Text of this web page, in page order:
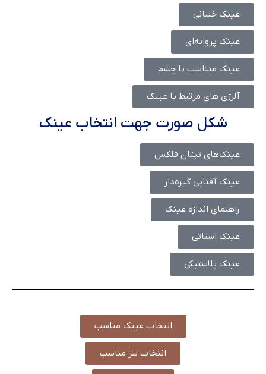
عینک خلبانی
عینک پروانه‌ای
عینک متناسب با چشم
آلرژی های مرتبط با عینک
شکل صورت جهت انتخاب عینک
عینک‌های تیتان فلکس
عینک آفتابی گیره‌دار
راهنمای اندازه عینک
عینک استاتی
عینک پلاستیکی
انتخاب عینک مناسب
انتخاب لنز مناسب